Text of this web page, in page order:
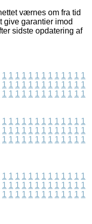
værnes om fra tid
give garantier imod
sidste opdatering af
1 1 1 1 1 1 1 1 1 1 1 1 1
1 1 1 1 1 1 1 1 1 1 1 1 1
1 1 1 1 1 1 1 1 1 1 1 1 1
1 1 1 1 1 1 1 1 1 1 1 1 1
1 1 1 1 1 1 1 1 1 1 1 1 1
1 1 1 1 1 1 1 1 1 1 1 1 1
1 1 1 1 1 1 1 1 1 1 1 1 1
1 1 1 1 1 1 1 1 1 1 1 1 1
1 1 1 1 1 1 1 1 1 1 1 1 1